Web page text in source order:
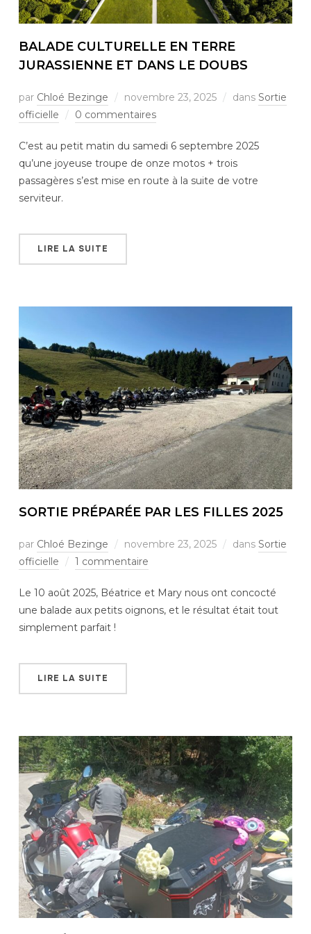
BALADE CULTURELLE EN TERRE
JURASSIENNE ET DANS LE DOUBS
par Chloé Bezinge novembre 23, 2025 dans Sortie
officielle
0 commentaires
C’est au petit matin du samedi 6 septembre 2025
qu’une joyeuse troupe de onze motos + trois
passagères s’est mise en route à la suite de votre
serviteur.
LIRE LA SUITE
SORTIE PRÉPARÉE PAR LES FILLES 2025
par Chloé Bezinge novembre 23, 2025 dans Sortie
officielle
1 commentaire
Le 10 août 2025, Béatrice et Mary nous ont concocté
une balade aux petits oignons, et le résultat était tout
simplement parfait !
LIRE LA SUITE